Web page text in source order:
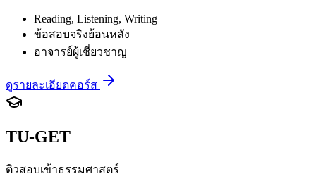
Reading, Listening, Writing
ข้อสอบจริงย้อนหลัง
อาจารย์ผู้เชี่ยวชาญ
ดูรายละเอียดคอร์ส
TU-GET
ติวสอบเข้าธรรมศาสตร์